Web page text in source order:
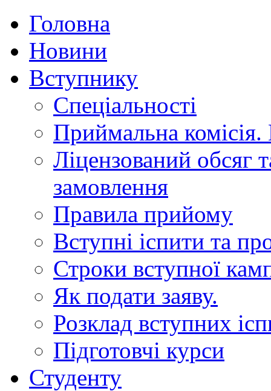
Головна
Новини
Вступнику
Спеціальності
Приймальна
Ліцензований обсяг
замовлення
Правила прийому
Вступні іспити та
Строки вступної
Як подати заяву.
Розклад вступних
Підготовчі курси
Студенту